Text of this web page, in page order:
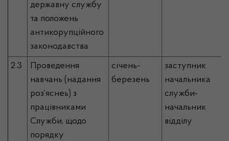
державну службу
та положень
антикорупційного
законодавства
2.3
Проведення
навчань (надання
роз’яснеь) з
працівниками
Служби, щодо
порядку
січень-
березень
заступник
начальника
служби-
начальник
відділу